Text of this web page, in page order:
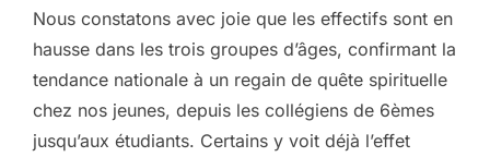
Nous constatons avec joie que les effectifs sont en
hausse dans les trois groupes d’âges, confirmant la
tendance nationale à un regain de quête spirituelle
chez nos jeunes, depuis les collégiens de 6èmes
jusqu’aux étudiants. Certains y voit déjà l’effet